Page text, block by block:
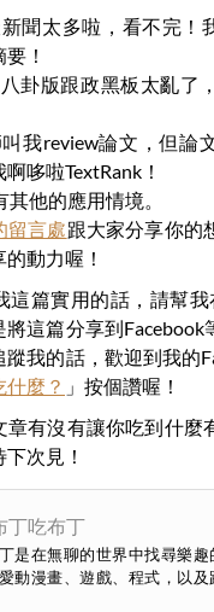
聞太多啦，看不完！
！
八卦版跟政黑板太亂了
叫我review論文，但論
哆啦TextRank！
其他的應用情境。
留言處跟大家分享你的
動力喔！
這篇實用的話，請幫
這篇分享到Facebook
我的話，歡迎到我的
麼？ 」按個讚喔！
章有沒有讓你吃到什麼
次見！
丁吃布丁
是在無聊的世界中找尋樂
動漫畫、遊戲、程式，以